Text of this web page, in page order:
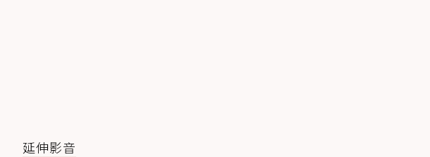
延伸影音